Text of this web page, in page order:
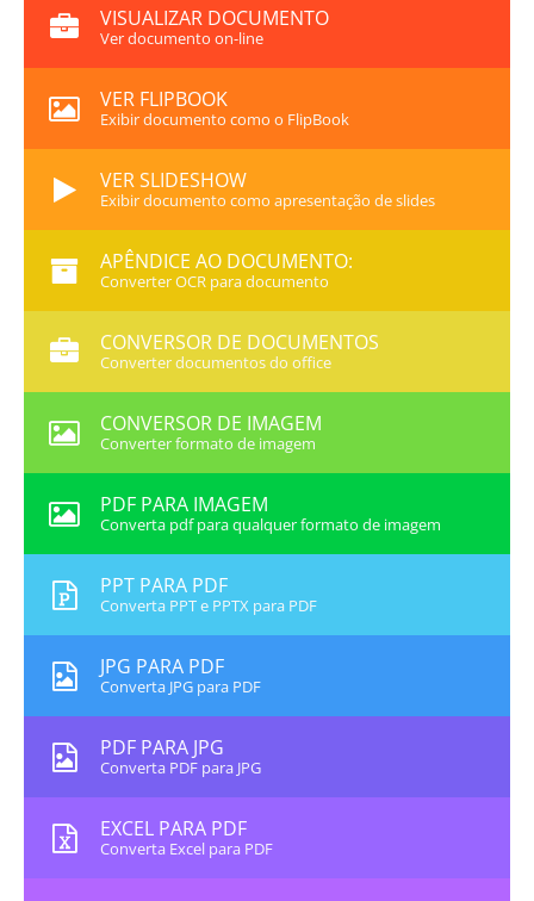
VISUALIZAR DOCUMENTO
Ver documento on-line
VER FLIPBOOK
Exibir documento como o FlipBook
VER SLIDESHOW
Exibir documento como apresentação de slides
APÊNDICE AO DOCUMENTO:
Converter OCR para documento
CONVERSOR DE DOCUMENTOS
Converter documentos do office
CONVERSOR DE IMAGEM
Converter formato de imagem
PDF PARA IMAGEM
Converta pdf para qualquer formato de imagem
PPT PARA PDF
Converta PPT e PPTX para PDF
JPG PARA PDF
Converta JPG para PDF
PDF PARA JPG
Converta PDF para JPG
EXCEL PARA PDF
Converta Excel para PDF